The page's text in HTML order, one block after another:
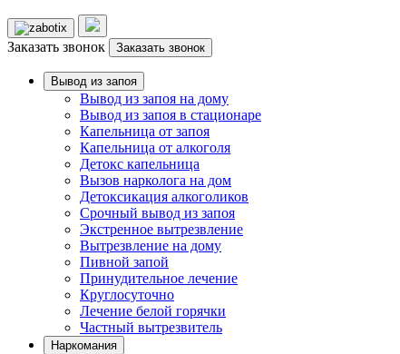
Заказать звонок Заказать звонок
Вывод из запоя
Вывод из запоя на дому
Вывод из запоя в стационаре
Капельница от запоя
Капельница от алкоголя
Детокс капельница
Вызов нарколога на дом
Детоксикация алкоголиков
Срочный вывод из запоя
Экстренное вытрезвление
Вытрезвление на дому
Пивной запой
Принудительное лечение
Круглосуточно
Лечение белой горячки
Частный вытрезвитель
Наркомания